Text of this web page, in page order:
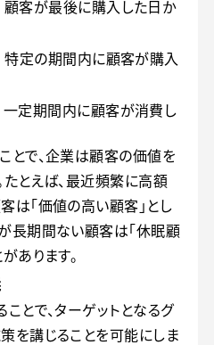
顧客が最後に購入した日か
特定の期間内に顧客が購入
一定期間内に顧客が消費し
とで、企業は顧客の価値を
たとえば、最近頻繁に高額
は「価値の高い顧客」とし
長期間ない顧客は「休眠顧
あります。
とで、ターゲットとなるグ
を講じることを可能にしま